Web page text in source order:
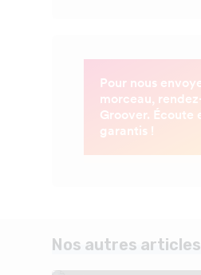
Nos autres articles